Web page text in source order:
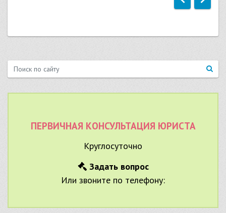
ПЕРВИЧНАЯ КОНСУЛЬТАЦИЯ ЮРИСТА
Круглосуточно
Задать вопрос
Или звоните по телефону: